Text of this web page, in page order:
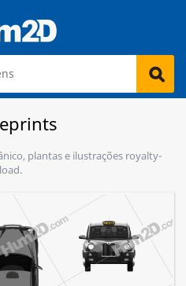
plantas e ilustrações royalty-